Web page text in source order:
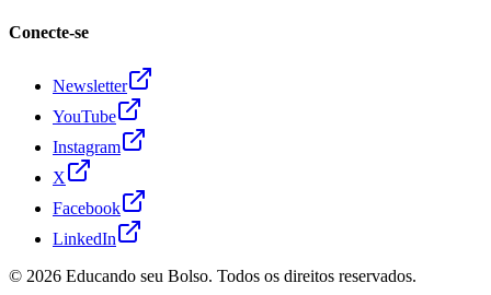
Conecte-se
Newsletter
YouTube
Instagram
X
Facebook
LinkedIn
© 2026 Educando seu Bolso. Todos os direitos reservados.